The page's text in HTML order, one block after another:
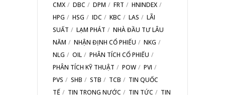
CMX
DBC DPM FRT
HNINDEX
HPG
HSG IDC KBC LAS
LÃI
SUẤT
LẠM PHÁT
NHÀ ĐẦU TƯ LÂU
NĂM
NHẬN ĐỊNH CỔ PHIẾU
NKG
NLG
OIL
PHÂN TÍCH CỔ PHIẾU
PHÂN TÍCH KỸ THUẬT
POW
PVI
PVS
SHB STB TCB
TIN QUỐC
TẾ
TIN TRONG NƯỚC TIN TỨC TIN